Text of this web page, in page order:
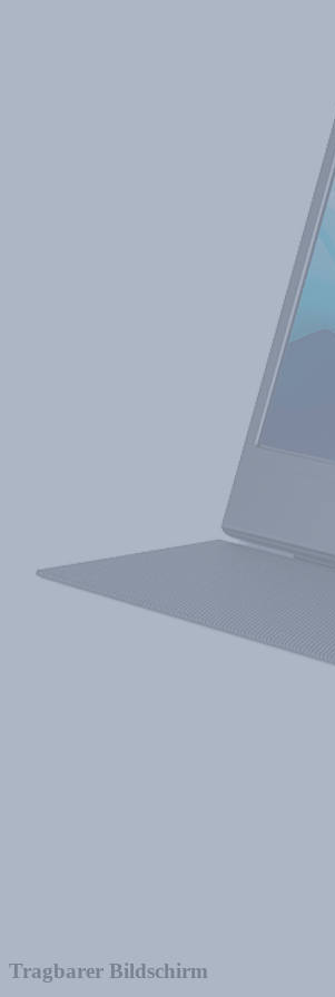
Tragbarer Bildschirm